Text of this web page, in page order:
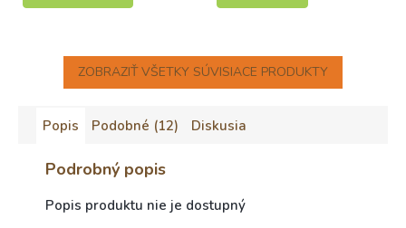
ZOBRAZIŤ VŠETKY SÚVISIACE PRODUKTY
Popis Podobné (12) Diskusia
Podrobný popis
Popis produktu nie je dostupný